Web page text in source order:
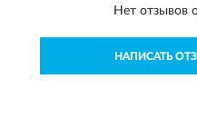
Нет отзывов
НАПИСАТЬ